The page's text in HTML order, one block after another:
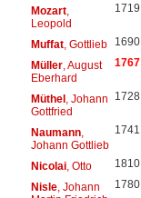
Mozart,
Leopold
1719
Muffat, Gottlieb 1690
Müller, August
Eberhard
1767
Müthel, Johann
Gottfried
1728
Naumann,
Johann Gottlieb
1741
Nicolai, Otto 1810
Nisle, Johann
1780